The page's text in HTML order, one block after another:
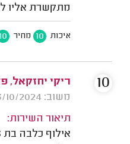
מתקשרת אליו
איכות 10 מחיר 10
ריקי יחזקאל,
משוב: 03/10/2024
תיאור השירות:
10